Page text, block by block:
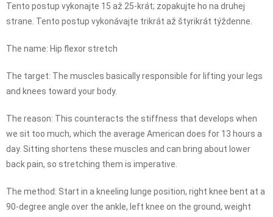
Tento postup vykonajte 15 až 25-krát; zopakujte ho na druhej
strane. Tento postup vykonávajte trikrát až štyrikrát týždenne.
The name: Hip flexor stretch
The target: The muscles basically responsible for lifting your legs
and knees toward your body.
The reason: This counteracts the stiffness that develops when
we sit too much, which the average American does for 13 hours a
day. Sitting shortens these muscles and can bring about lower
back pain, so stretching them is imperative.
The method: Start in a kneeling lunge position, right knee bent at a
90-degree angle over the ankle, left knee on the ground, weight